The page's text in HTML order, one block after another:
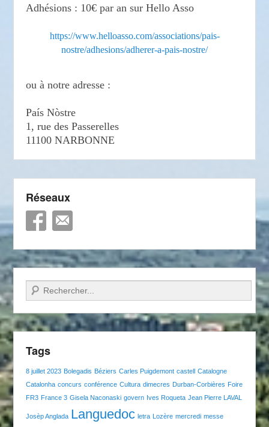
Adhésions : 10€ par an sur Hello Asso
https://www.helloasso.com/associations/pais-
nostre/adhesions/adherer-a-pais-nostre/
ou à notre adresse :
País Nòstre
1, rue des Passerelles
11100 NARBONNE
Réseaux
Recherche
Tags
8 juillet 2023 Bolegadis Béziers Carles Puigdemont castell
Catalogne
Catalonha concurs conférence Cultura dimecres Durban-Corbières Foire
FR3 France 3 Gisela Naconaski govern Ives Roqueta Jean Pierre LAVAL
Josèp Anglada Languedoc letra Lozère mercredi messe